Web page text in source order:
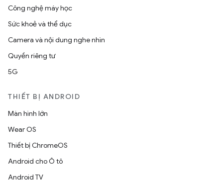
Công nghệ máy học
Sức khoẻ và thể dục
Camera và nội dung nghe nhìn
Quyền riêng tư
5G
THIẾT BỊ ANDROID
Màn hình lớn
Wear OS
Thiết bị ChromeOS
Android cho Ô tô
Android TV